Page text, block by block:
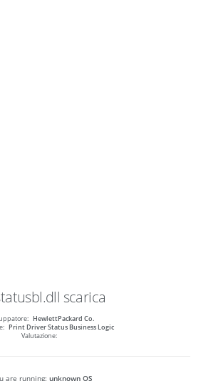
scarica
HewlettPackard Co.
Print Driver Status Business Logic
Valutazione:
are running: unknown OS